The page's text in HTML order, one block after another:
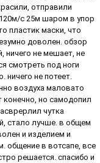
отправили
с 25м шаром в упор
пластик маски, что
доволен. обзор
ничего не мешает, не
смотреть под ноги
ничего не потеет.
воздуха маловато
конечно, но самодопил
чутка
стало лучше. в общем
и изделием и
общение в вотсапе, все
решается. спасибо и